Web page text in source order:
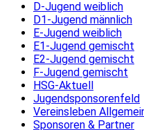
D-Jugend weiblich
D1-Jugend männlich
E-Jugend weiblich
E1-Jugend gemischt
E2-Jugend gemischt
F-Jugend gemischt
HSG-Aktuell
Jugendsponsorenfeld
Vereinsleben
Sponsoren & Partner